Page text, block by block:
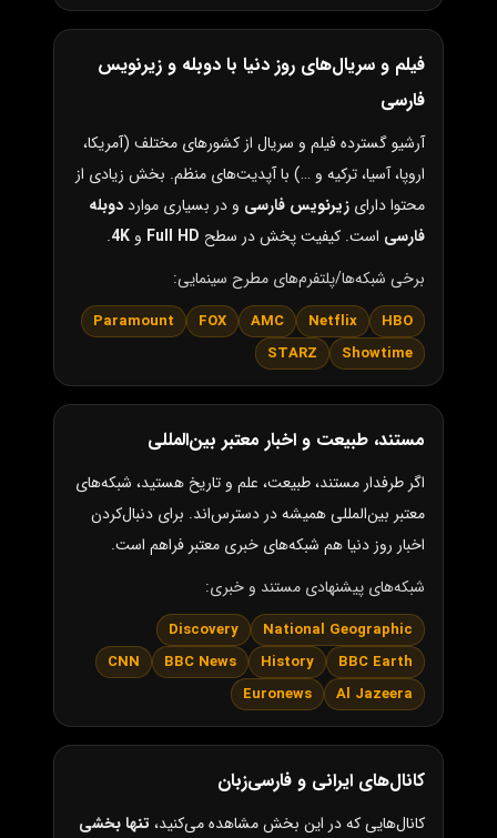
فیلم و سریال‌های روز دنیا با دوبله و زیرنویس
فارسی
آرشیو گسترده فیلم و سریال از کشورهای مختلف (آمریکا،
اروپا، آسیا، ترکیه و …) با آپدیت‌های منظم. بخش زیادی از
محتوا دارای زیرنویس فارسی و در بسیاری موارددوبله
فارسی است. کیفیت پخش در سطح Full HD و 4K
.
برخی شبکه‌ها/پلتفرم‌های مطرح سینمایی:
HBO
Netflix
AMC
FOX
Paramount
Showtime
STARZ
مستند، طبیعت و اخبار معتبر بین‌المللی
اگر طرفدار مستند، طبیعت، علم و تاریخ هستید، شبکه‌های
معتبر بین‌المللی همیشه در دسترس‌اند. برای دنبال‌کردن
اخبار روز دنیا هم شبکه‌های خبری معتبر فراهم است.
شبکه‌های پیشنهادی مستند و خبری:
National Geographic
Discovery
BBC Earth
History
BBC News
CNN
Al Jazeera
Euronews
کانال‌های ایرانی و فارسی‌زبان
کانال‌هایی که در این بخش مشاهده می‌کنید، تنها بخشی